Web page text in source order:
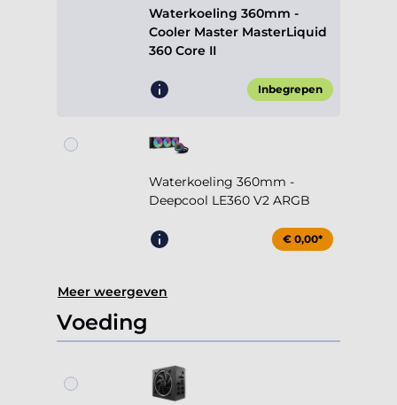
Waterkoeling 360mm -
Cooler Master MasterLiquid
360 Core II
Inbegrepen
Waterkoeling 360mm -
Deepcool LE360 V2 ARGB
€ 0,00*
Meer weergeven
Voeding